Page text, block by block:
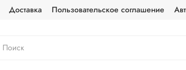
Доставка Пользовательское соглашение